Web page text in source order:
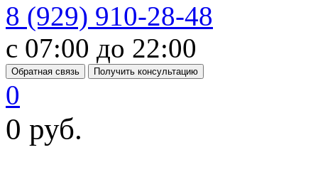
8 (929) 910-28-48
с 07:00 до 22:00
Обратная связь Получить консультацию
0
0 руб.